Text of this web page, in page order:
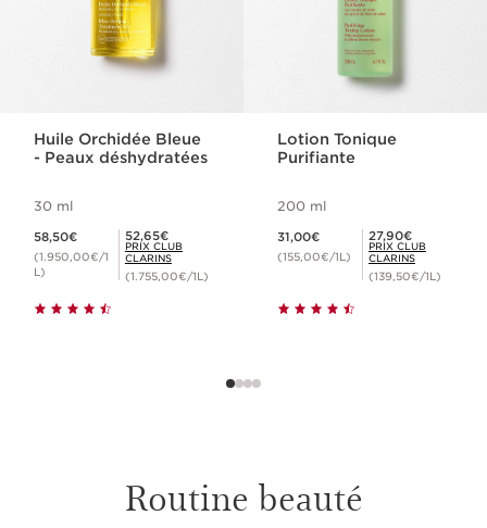
Huile Orchidée Bleue
- Peaux déshydratées
30 ml
58,50€
(1.950,00€/1
L)
Prix Club Clarins 52,65€
52,65€
PRIX CLUB
CLARINS
(1.755,00€/1L)
Lotion Tonique
Purifiante
200 ml
31,00€
(155,00€/1L)
Prix Club Clarins 27,90€
27,90€
PRIX CLUB
CLARINS
(139,50€/1L)
Routine beauté